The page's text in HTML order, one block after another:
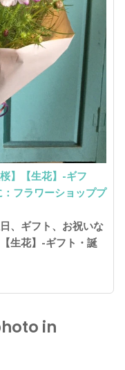
】【生花】-ギフ
フラワーショッププ
、ギフト、お祝いな
生花】-ギフト・誕
in